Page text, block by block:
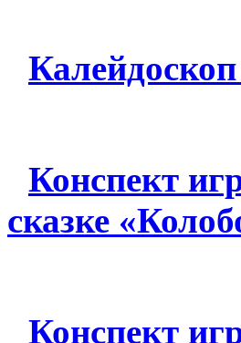
Конспект
сказке
Конспект